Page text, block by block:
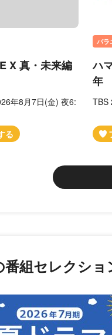
X 真・未来編
年8月7日(金) 夜6:
バラ
ハ
年
TBS
番組セレクショ